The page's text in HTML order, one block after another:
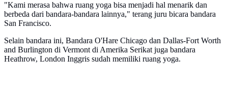
"Kami merasa bahwa ruang yoga bisa menjadi hal menarik dan
berbeda dari bandara-bandara lainnya," terang juru bicara bandara
San Francisco.
Selain bandara ini, Bandara O'Hare Chicago dan Dallas-Fort Worth
and Burlington di Vermont di Amerika Serikat juga bandara
Heathrow, London Inggris sudah memiliki ruang yoga.